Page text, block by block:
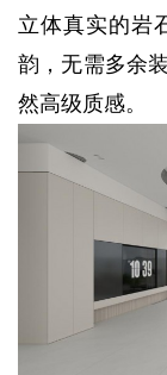
立体真实的岩
韵，无需多余
然高级质感。